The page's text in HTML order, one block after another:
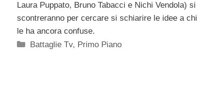
Laura Puppato, Bruno Tabacci e Nichi Vendola) si
scontreranno per cercare si schiarire le idee a chi
le ha ancora confuse.
Categorie
Battaglie Tv, Primo Piano